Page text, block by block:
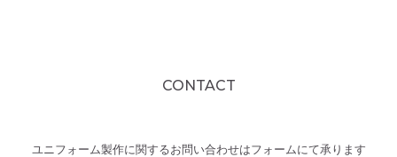
CONTACT
ユニフォーム製作に関するお問い合わせはフォームにて承ります